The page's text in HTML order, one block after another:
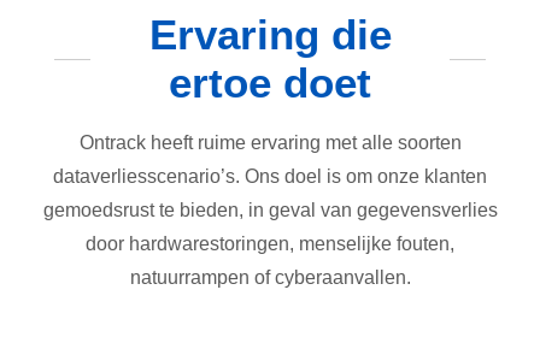
Ervaring die
ertoe doet
Ontrack heeft ruime ervaring met alle soorten
dataverliesscenario’s. Ons doel is om onze klanten
gemoedsrust te bieden, in geval van gegevensverlies
door hardwarestoringen, menselijke fouten,
natuurrampen of cyberaanvallen.